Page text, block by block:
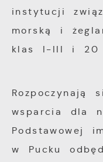
instytucji
morską i
klas I-III i 20
Rozpoczynają
wsparcia dla
Podstawowej
w Pucku